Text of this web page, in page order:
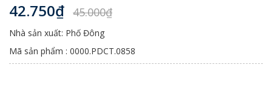
42.750₫ 45.000₫
Nhà sản xuất: Phố Đông
Mã sản phẩm : 0000.PDCT.0858